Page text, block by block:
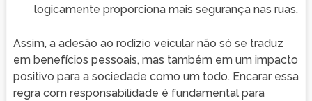
logicamente proporciona mais segurança nas ruas.
Assim, a adesão ao rodízio veicular não só se traduz
em benefícios pessoais, mas também em um impacto
positivo para a sociedade como um todo. Encarar essa
regra com responsabilidade é fundamental para